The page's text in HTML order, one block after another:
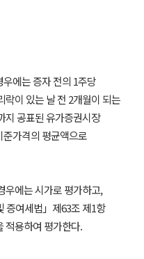
에는 증자 전의 1주당
락이 있는 날 전 2개월이 되는
지 공표된 유가증권시장
가격의 평균액으로
우에는 시가로 평가하고,
증여세법」제63조 제1항
적용하여 평가한다.